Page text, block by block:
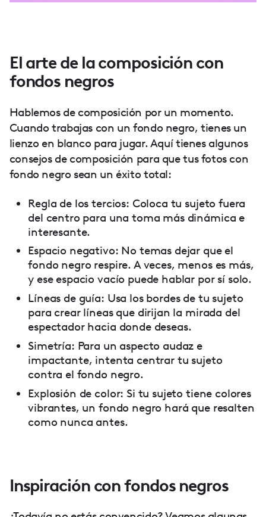
El arte de la composición con
fondos negros
Hablemos de composición por un momento.
Cuando trabajas con un fondo negro, tienes un
lienzo en blanco para jugar. Aquí tienes algunos
consejos de composición para que tus fotos con
fondo negro sean un éxito total:
Regla de los tercios: Coloca tu sujeto fuera
del centro para una toma más dinámica e
interesante.
Espacio negativo: No temas dejar que el
fondo negro respire. A veces, menos es más,
y ese espacio vacío puede hablar por sí solo.
Líneas de guía: Usa los bordes de tu sujeto
para crear líneas que dirijan la mirada del
espectador hacia donde deseas.
Simetría: Para un aspecto audaz e
impactante, intenta centrar tu sujeto
contra el fondo negro.
Explosión de color: Si tu sujeto tiene colores
vibrantes, un fondo negro hará que resalten
como nunca antes.
Inspiración con fondos negros